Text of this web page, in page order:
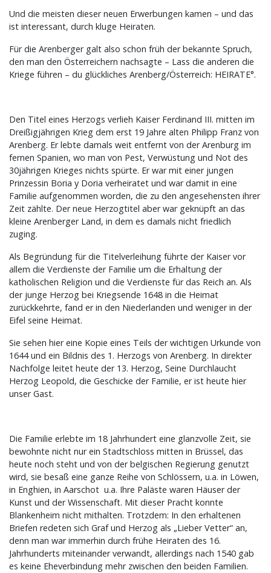
Und die meisten dieser neuen Erwerbungen kamen – und das
ist interessant, durch kluge Heiraten.
Für die Arenberger galt also schon früh der bekannte Spruch,
den man den Österreichern nachsagte – Lass die anderen die
Kriege führen – du glückliches Arenberg/Österreich: HEIRATE°.
Den Titel eines Herzogs verlieh Kaiser Ferdinand III. mitten im
Dreißigjährigen Krieg dem erst 19 Jahre alten Philipp Franz von
Arenberg. Er lebte damals weit entfernt von der Arenburg im
fernen Spanien, wo man von Pest, Verwüstung und Not des
30jährigen Krieges nichts spürte. Er war mit einer jungen
Prinzessin Boria y Doria verheiratet und war damit in eine
Familie aufgenommen worden, die zu den angesehensten ihrer
Zeit zählte. Der neue Herzogtitel aber war geknüpft an das
kleine Arenberger Land, in dem es damals nicht friedlich
zuging.
Als Begründung für die Titelverleihung führte der Kaiser vor
allem die Verdienste der Familie um die Erhaltung der
katholischen Religion und die Verdienste für das Reich an. Als
der junge Herzog bei Kriegsende 1648 in die Heimat
zurückkehrte, fand er in den Niederlanden und weniger in der
Eifel seine Heimat.
Sie sehen hier eine Kopie eines Teils der wichtigen Urkunde von
1644 und ein Bildnis des 1. Herzogs von Arenberg. In direkter
Nachfolge leitet heute der 13. Herzog, Seine Durchlaucht
Herzog Leopold, die Geschicke der Familie, er ist heute hier
unser Gast.
Die Familie erlebte im 18 Jahrhundert eine glanzvolle Zeit, sie
bewohnte nicht nur ein Stadtschloss mitten in Brüssel, das
heute noch steht und von der belgischen Regierung genutzt
wird, sie besaß eine ganze Reihe von Schlössern, u.a. in Löwen,
in Enghien, in Aarschot u.a. Ihre Paläste waren Häuser der
Kunst und der Wissenschaft. Mit dieser Pracht konnte
Blankenheim nicht mithalten. Trotzdem: In den erhaltenen
Briefen redeten sich Graf und Herzog als „Lieber Vetter“ an,
denn man war immerhin durch frühe Heiraten des 16.
Jahrhunderts miteinander verwandt, allerdings nach 1540 gab
es keine Eheverbindung mehr zwischen den beiden Familien.